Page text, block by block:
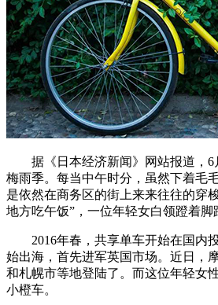
据《日本经济新闻》网站报道，6
梅雨季。每当中午时分，虽然下着毛
是依然在商务区的街上来来往往的穿
地方吃午饭”，一位年轻女白领蹬着脚
2016年春，共享单车开始在国内
始出海，首先进军英国市场。近日，
和札幌市等地登陆了。而这位年轻女
小橙车。